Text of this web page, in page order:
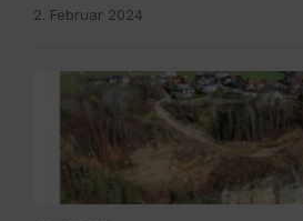
2. Februar 2024